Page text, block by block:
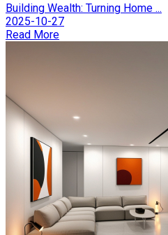
Building Wealth: Turning Home ...
2025-10-27
Read More